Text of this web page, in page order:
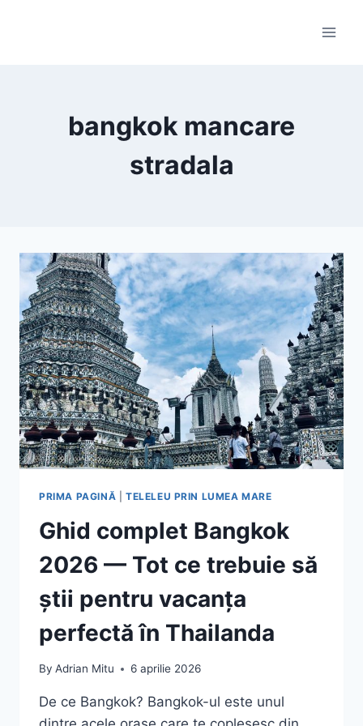
bangkok mancare
stradala
PRIMA PAGINĂ TELELEU PRIN LUMEA MARE
Ghid complet Bangkok
2026 — Tot ce trebuie să
știi pentru vacanța
perfectă în Thailanda
By Adrian Mitu 6 aprilie 2026
De ce Bangkok? Bangkok-ul este unul